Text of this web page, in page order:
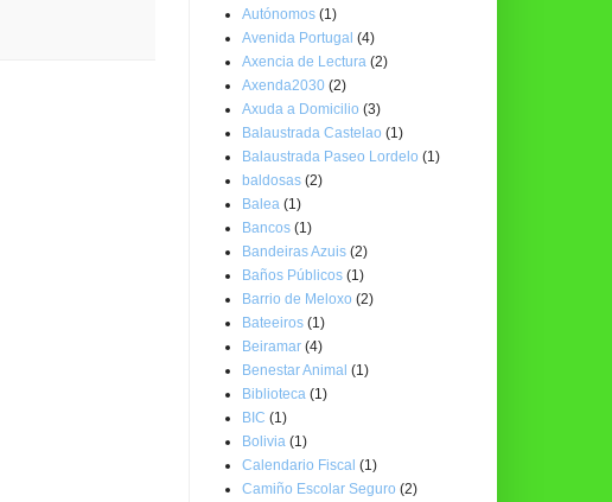
Autónomos (1)
Avenida Portugal (4)
Axencia de Lectura (2)
Axenda2030 (2)
Axuda a Domicilio (3)
Balaustrada Castelao (1)
Balaustrada Paseo Lordelo (1)
baldosas (2)
Balea (1)
Bancos (1)
Bandeiras Azuis (2)
Baños Públicos (1)
Barrio de Meloxo (2)
Bateeiros (1)
Beiramar (4)
Benestar Animal (1)
Biblioteca (1)
BIC (1)
Bolivia (1)
Calendario Fiscal (1)
Camiño Escolar Seguro (2)